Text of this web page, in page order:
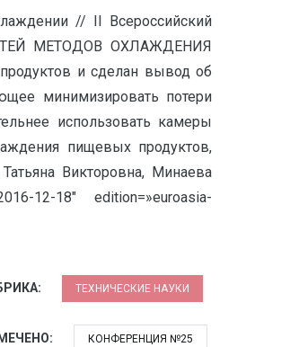
// II Всероссийский
МЕТОДОВ ОХЛАЖДЕНИЯ
и сделан вывод об
минимизировать потери
использовать камеры
пищевых продуктов,
Викторовна, Минаева
12-18″ edition=»euroasia-
ТЕХНИЧЕСКИЕ НАУКИ
КОНФЕРЕНЦИЯ №25